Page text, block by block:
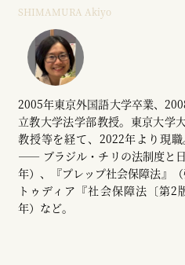
SHIMAMURA Akiyo
2005年東京外国語大学卒業、
立教大学法学部教授。東京大学
教授等を経て、2022年より現
―― ブラジル・チリの法制度と
年）、『プレップ社会保障法』
トゥディア『社会保障法〔第2
年）など。